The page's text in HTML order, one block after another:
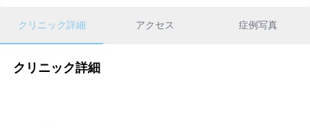
クリニック詳細 アクセス 症例写真
クリニック詳細